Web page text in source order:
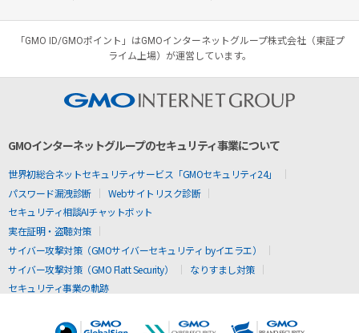
「GMO ID/GMOポイント」はGMOインターネットグループ株式会社（東証プ
ライム上場）が運営しています。
GMOインターネットグループのセキュリティ事業について
世界初総合ネットセキュリティサービス「GMOセキュリティ24」
パスワード漏洩診断
Webサイトリスク診断
セキュリティ相談AIチャットボット
実在証明・盗聴対策
サイバー攻撃対策（GMOサイバーセキュリティ byイエラエ）
サイバー攻撃対策（GMO Flatt Security）
なりすまし対策
セキュリティ事業の軌跡